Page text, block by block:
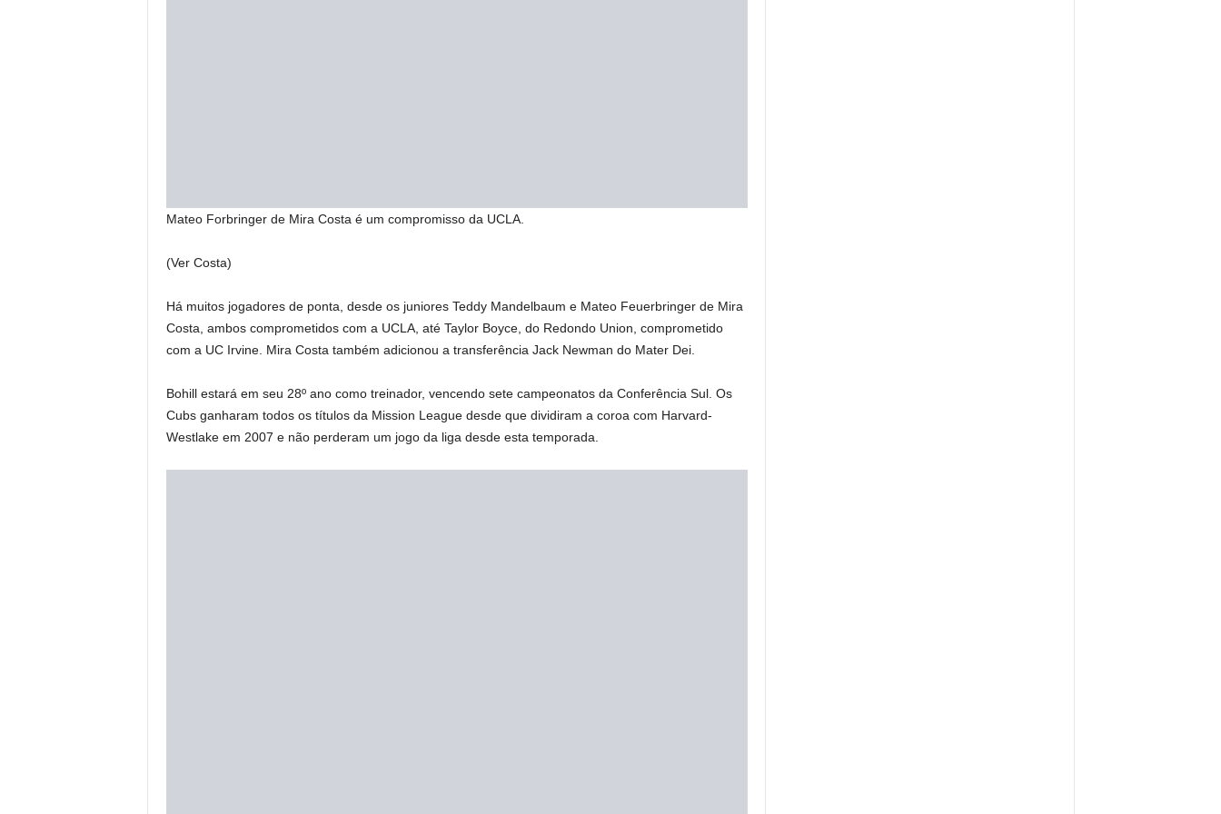
Mateo Forbringer de Mira Costa é um compromisso da UCLA.
(Ver Costa)
Há muitos jogadores de ponta, desde os juniores Teddy Mandelbaum e Mateo Feuerbringer de Mira
Costa, ambos comprometidos com a UCLA, até Taylor Boyce, do Redondo Union, comprometido
com a UC Irvine. Mira Costa também adicionou a transferência Jack Newman do Mater Dei.
Bohill estará em seu 28º ano como treinador, vencendo sete campeonatos da Conferência Sul. Os
Cubs ganharam todos os títulos da Mission League desde que dividiram a coroa com Harvard-
Westlake em 2007 e não perderam um jogo da liga desde esta temporada.